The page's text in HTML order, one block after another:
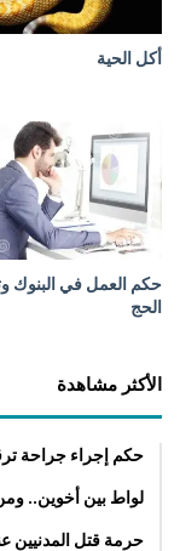
ح
ة
أكل الحية
حكم العمل في البنوك
الحج
الأكثر مشاهدة
حكم إجراء جراحة
لواط بين أخوين..
حرمة قتل المدنيين